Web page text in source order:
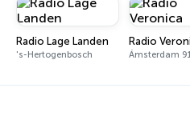
Radio Lage Landen
's-Hertogenbosch
Radio